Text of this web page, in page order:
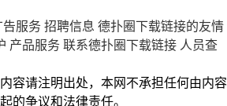
告服务 招聘信息 德扑圈下载链接的友情
产品服务 联系德扑圈下载链接 人员查
容请注明出处，本网不承担任何由内容
的争议和法律责任。